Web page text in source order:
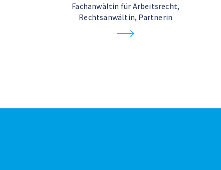
Fachanwältin für Arbeitsrecht,
Rechtsanwältin, Partnerin